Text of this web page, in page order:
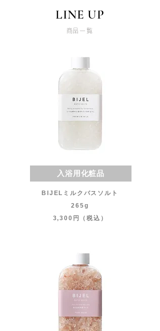
LINE UP
​商品一覧
入浴用化粧品
BIJELミルクバスソルト
265g
3,300円（税込）